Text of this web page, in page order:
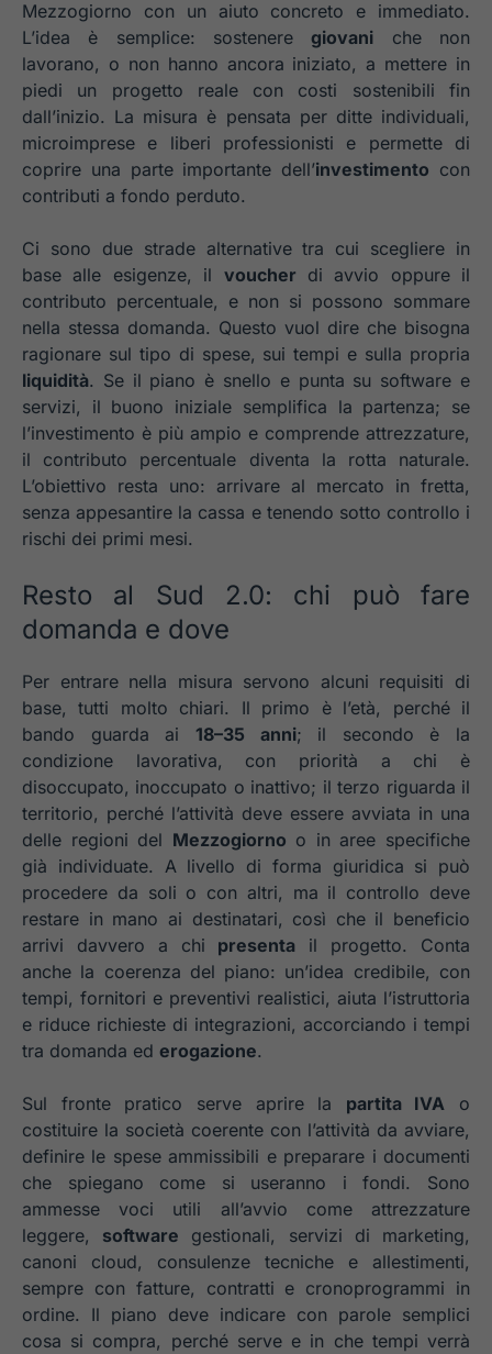
Mezzogiorno con un aiuto concreto e immediato.
L’idea è semplice: sosteneregiovani che non
lavorano, o non hanno ancora iniziato, a mettere in
piedi un progetto reale con costi sostenibili fin
dall’inizio. La misura è pensata per ditte individuali,
microimprese e liberi professionisti e permette di
coprire una parte importante dell’investimento con
contributi a fondo perduto.
Ci sono due strade alternative tra cui scegliere in
base alle esigenze, il voucher di avvio oppure il
contributo percentuale, e non si possono sommare
nella stessa domanda. Questo vuol dire che bisogna
ragionare sul tipo di spese, sui tempi e sulla propria
liquidità. Se il piano è snello e punta su software e
servizi, il buono iniziale semplifica la partenza; se
l’investimento è più ampio e comprende attrezzature,
il contributo percentuale diventa la rotta naturale.
L’obiettivo resta uno: arrivare al mercato in fretta,
senza appesantire la cassa e tenendo sotto controllo i
rischi dei primi mesi.
Resto al Sud 2.0: chi può fare
domanda e dove
Per entrare nella misura servono alcuni requisiti di
base, tutti molto chiari. Il primo è l’età, perché il
bando guarda ai 18–35 anni; il secondo è la
condizione lavorativa, con priorità a chi è
disoccupato, inoccupato o inattivo; il terzo riguarda il
territorio, perché l’attività deve essere avviata in una
delle regioni del Mezzogiorno o in aree specifiche
già individuate. A livello di forma giuridica si può
procedere da soli o con altri, ma il controllo deve
restare in mano ai destinatari, così che il beneficio
arrivi davvero a chi presenta il progetto. Conta
anche la coerenza del piano: un’idea credibile, con
tempi, fornitori e preventivi realistici, aiuta l’istruttoria
e riduce richieste di integrazioni, accorciando i tempi
tra domanda ed erogazione.
Sul fronte pratico serve aprire la partita IVA o
costituire la società coerente con l’attività da avviare,
definire le spese ammissibili e preparare i documenti
che spiegano come si useranno i fondi. Sono
ammesse voci utili all’avvio come attrezzature
leggere, software gestionali, servizi di marketing,
canoni cloud, consulenze tecniche e allestimenti,
sempre con fatture, contratti e cronoprogrammi in
ordine. Il piano deve indicare con parole semplici
cosa si compra, perché serve e in che tempi verrà